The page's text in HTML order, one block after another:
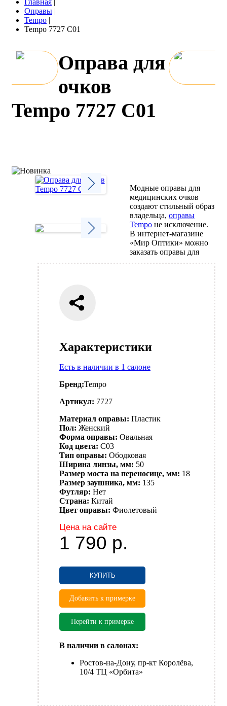
Главная |
Оправы |
Tempo |
Tempo 7727 C01
Оправа для
очков
Tempo 7727 C01
Характеристики
Есть в наличии в 1 салоне
Бренд:Tempo
Артикул: 7727
Материал оправы: Пластик
Пол: Женский
Форма оправы: Овальная
Код цвета: C03
Тип оправы: Ободковая
Ширина линзы, мм: 50
Размер моста на переносице, мм: 18
Размер заушника, мм: 135
Футляр: Нет
Страна: Китай
Цвет оправы: Фиолетовый
Цена на сайте
1 790 р.
КУПИТЬ
Добавить к примерке
Перейти к примерке
В наличии в салонах:
Ростов-на-Дону, пр-кт Королёва,
10/4 ТЦ «Орбита»
Модные оправы для
медицинских очков
создают стильный образ
владельца,оправы
Tempo не исключение.
В интернет-магазине
«Мир Оптики» можно
заказать оправы для